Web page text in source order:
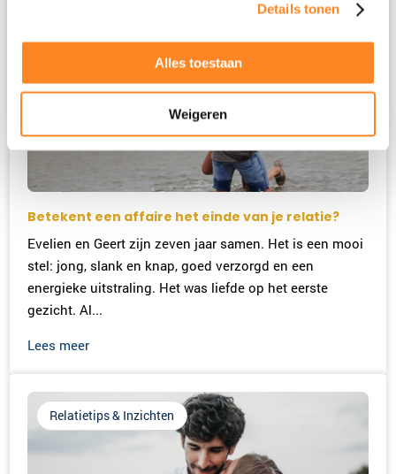
Details tonen
Alles toestaan
Weigeren
Betekent een affaire het einde van je relatie?
Evelien en Geert zijn zeven jaar samen. Het is een mooi
stel: jong, slank en knap, goed verzorgd en een
energieke uitstraling. Het was liefde op het eerste
gezicht. Al...
Lees meer
Relatietips & Inzichten